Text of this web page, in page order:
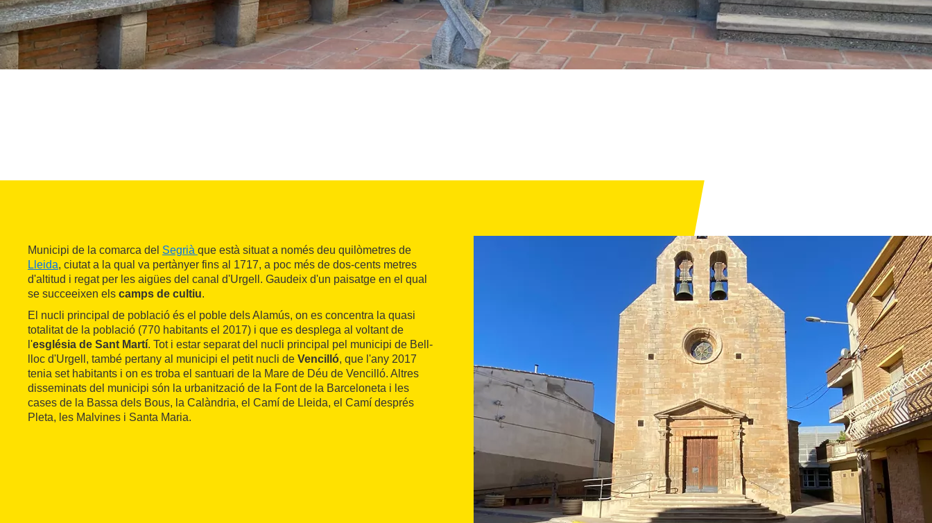
Municipi de la comarca del Segrià que està situat a només deu quilòmetres de
Lleida, ciutat a la qual va pertànyer fins al 1717, a poc més de dos-cents metres
d'altitud i regat per les aigües del canal d'Urgell. Gaudeix d'un paisatge en el qual
se succeeixen els camps de cultiu.
El nucli principal de població és el poble dels Alamús, on es concentra la quasi
totalitat de la població (770 habitants el 2017) i que es desplega al voltant de
l'església de Sant Martí. Tot i estar separat del nucli principal pel municipi de Bell-
lloc d'Urgell, també pertany al municipi el petit nucli de Vencilló, que l'any 2017
tenia set habitants i on es troba el santuari de la Mare de Déu de Vencilló. Altres
disseminats del municipi són la urbanització de la Font de la Barceloneta i les
cases de la Bassa dels Bous, la Calàndria, el Camí de Lleida, el Camí després
Pleta, les Malvines i Santa Maria.